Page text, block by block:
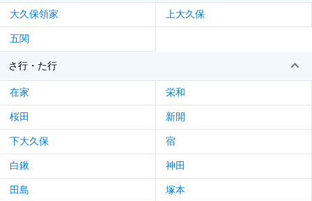
大久保領家 上大久保
五関
さ行・た行
在家 栄和
桜田 新開
下大久保 宿
白鍬 神田
田島 塚本